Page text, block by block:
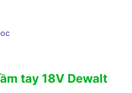
tay 18V Dewalt